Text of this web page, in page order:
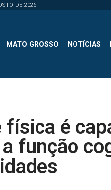
DE 2026
MATO GROSSO NOTÍCIAS
é
função